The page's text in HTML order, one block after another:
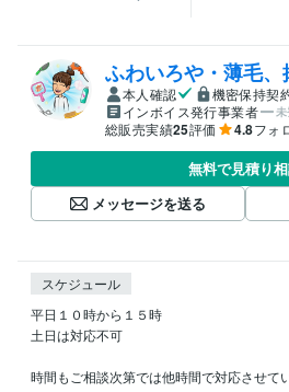
ふわいろや・薄毛
本人確認
機密保持契
インボイス発行事業者
総販売実績25評価 4.8フォ
無料で見積り
メッセージを送る
スケジュール
平日１０時から１５時
土日は対応不可
時間もご相談次第では他時間で対応させて